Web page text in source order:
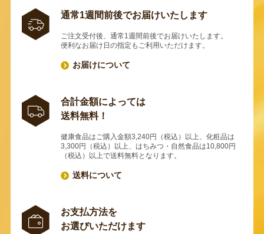
通常1週間前後でお届けいたします
ご注文受付後、通常1週間前後でお届けいたします。
便利なお届け日の指定もご利用いただけます。
お届けについて
合計金額によっては
送料無料！
健康食品はご購入金額3,240円（税込）以上、化粧品は
3,300円（税込）以上、はちみつ・自然食品は10,800円
（税込）以上で送料無料となります。
送料について
お支払方法を
お選びいただけます